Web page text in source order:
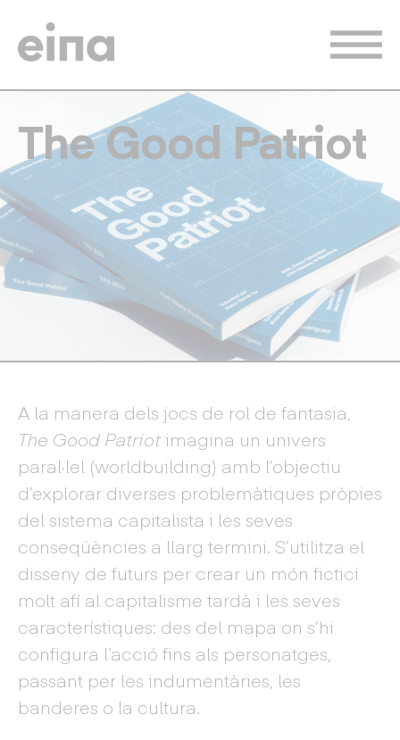
The Good Patriot
A la manera dels jocs de rol de fantasia,
The Good Patriot imagina un univers
paral·lel (worldbuilding) amb l’objectiu
d’explorar diverses problemàtiques pròpies
del sistema capitalista i les seves
conseqüències a llarg termini. S’utilitza el
disseny de futurs per crear un món fictici
molt afí al capitalisme tardà i les seves
característiques: des del mapa on s’hi
configura l’acció fins als personatges,
passant per les indumentàries, les
banderes o la cultura.